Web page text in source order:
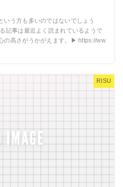
いう方も多いのではないでしょう
記事は最近よく読まれているようで
の高さがうかがえます。▶︎ https://ww
RISU